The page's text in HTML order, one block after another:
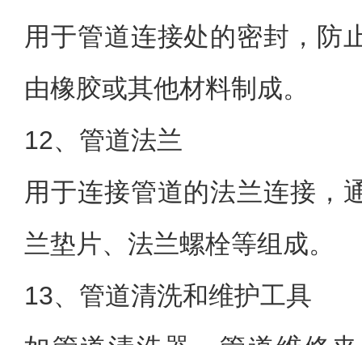
用于管道连接处的密封，防
由橡胶或其他材料制成。
12、管道法兰
用于连接管道的法兰连接，
兰垫片、法兰螺栓等组成。
13、管道清洗和维护工具